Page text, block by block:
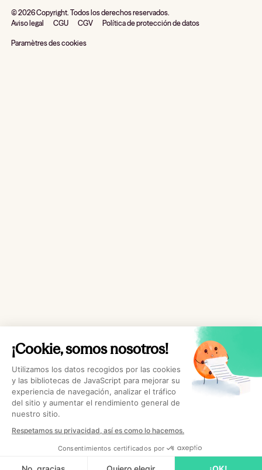
¡Cookie, somos nosotros!
Utilizamos los datos recogidos por las cookies
y las bibliotecas de JavaScript para mejorar su
experiencia de navegación, analizar el tráfico
del sitio y aumentar el rendimiento general de
nuestro sitio.
Respetamos su privacidad, así es como lo hacemos.
Consentimientos certificados por
©2026Copyright. Todos los derechos reservados.
Aviso legal
CGU CGV Política de protección de datos
Paramètres des cookies